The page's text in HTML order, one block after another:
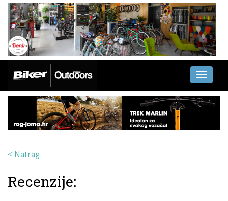
Toggle
< Natrag
Recenzije: